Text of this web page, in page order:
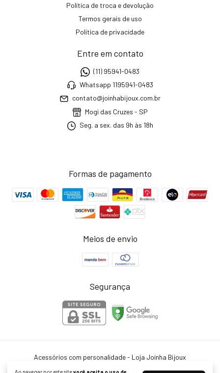
Política de troca e devolução
Termos gerais de uso
Política de privacidade
Entre em contato
(11) 95941-0483
Whatsapp 1195941-0483
contato@joinhabijoux.com.br
Mogi das Cruzes - SP
Seg. a sex. das 9h às 18h
Formas de pagamento
Meios de envio
Segurança
Acessórios com personalidade - Loja Joinha Bijoux